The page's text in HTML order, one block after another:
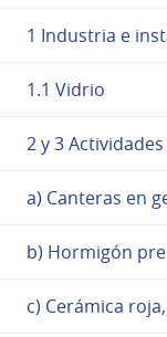
1 Industria e
1.1 Vidrio
2 y 3
a) Canteras en
b) Hormigón
c) Cerámica